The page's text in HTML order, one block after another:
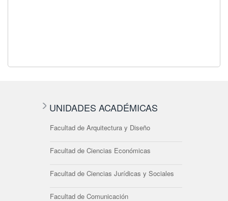
UNIDADES ACADÉMICAS
Facultad de Arquitectura y Diseño
Facultad de Ciencias Económicas
Facultad de Ciencias Jurídicas y Sociales
Facultad de Comunicación